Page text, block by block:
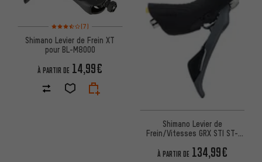
Note moyenne : 3,5 sur 5 d'après 7 avis
(7)
Shimano Levier de Frein XT
pour BL-M8000
À PARTIR DE 14,99€
Shimano Levier de
Frein/Vitesses GRX STI ST-
À PARTIR DE 134,99€